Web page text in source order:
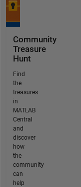
Community
Treasure
Hunt
Find
the
treasures
in
MATLAB
Central
and
discover
how
the
community
can
help